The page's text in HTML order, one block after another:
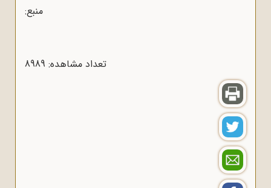
منبع:
تعداد مشاهده: 8989